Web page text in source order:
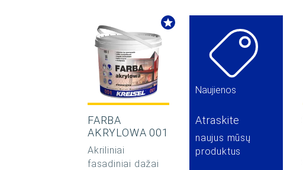
FARBA
AKRYLOWA 001
Akriliniai
fasadiniai dažai
Naujienos
Atraskite
naujus mūsų
produktus